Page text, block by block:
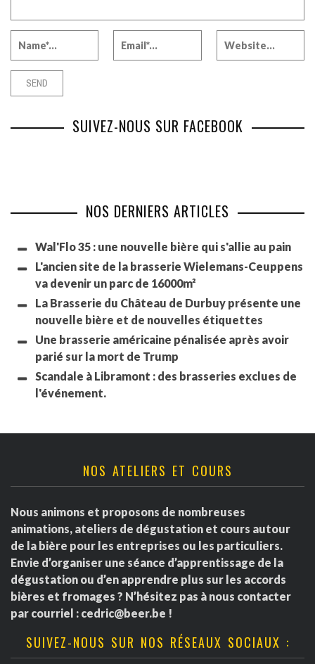
SUIVEZ-NOUS SUR FACEBOOK
NOS DERNIERS ARTICLES
Wal'Flo 35 : une nouvelle bière qui s'allie au pain
L'ancien site de la brasserie Wielemans-Ceuppens
va devenir un parc de 16000m²
La Brasserie du Château de Durbuy présente une
nouvelle bière et de nouvelles étiquettes
Une brasserie américaine pénalisée après avoir
parié sur la mort de Trump
Scandale à Libramont : des brasseries exclues de
l'événement.
NOS ATELIERS ET COURS
Nous animons et proposons de nombreuses
animations, ateliers de dégustation et cours autour
de la bière pour les entreprises ou les particuliers.
Envie d’organiser une séance d’apprentissage de la
dégustation ou d’en apprendre plus sur les accords
bières et fromages ? N’hésitez pas à nous contacter
par courriel : cedric@beer.be !
SUIVEZ-NOUS SUR NOS RÉSEAUX SOCIAUX :